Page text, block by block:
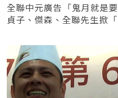
全聯中元廣告「鬼月就是
貞子、傑森、全聯先生掀